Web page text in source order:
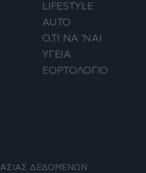
LIFESTYLE
AUTO
Ο,ΤΙ ΝΑ 'ΝΑΙ
ΥΓΕΙΑ
ΕΟΡΤΟΛΟΓΙΟ
ΔΕΔΟΜΕΝΩΝ